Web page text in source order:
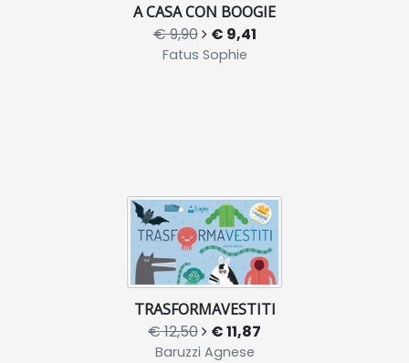
A CASA CON BOOGIE
€ 9,90 € 9,41
Fatus Sophie
TRASFORMAVESTITI
€ 12,50 € 11,87
Baruzzi Agnese